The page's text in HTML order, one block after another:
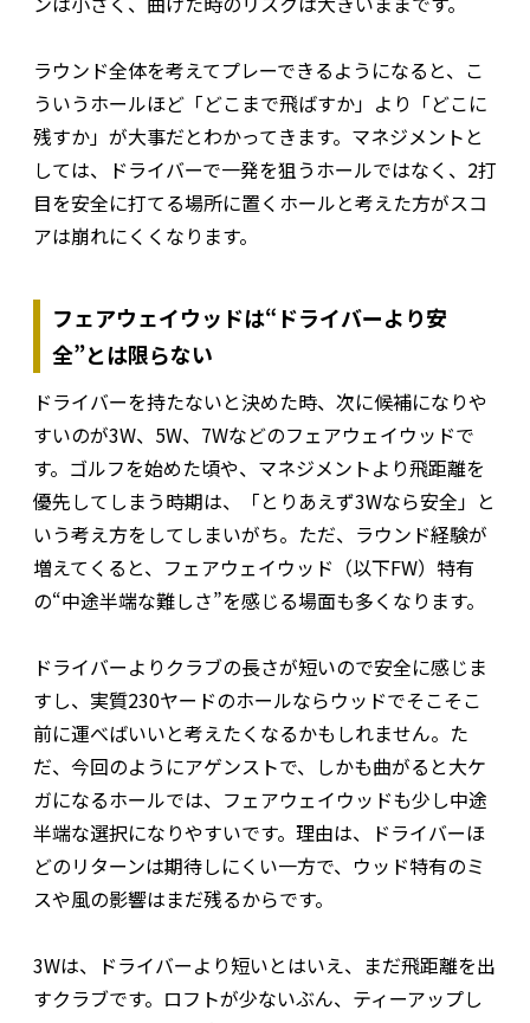
ラウンド全体を考えてプレーできるようになると、こ
ういうホールほど「どこまで飛ばすか」より「どこに
残すか」が大事だとわかってきます。マネジメントと
しては、ドライバーで一発を狙うホールではなく、2打
目を安全に打てる場所に置くホールと考えた方がスコ
アは崩れにくくなります。
フェアウェイウッドは“ドライバーより安
全”とは限らない
ドライバーを持たないと決めた時、次に候補になりや
すいのが3W、5W、7Wなどのフェアウェイウッドで
す。ゴルフを始めた頃や、マネジメントより飛距離を
優先してしまう時期は、「とりあえず3Wなら安全」と
いう考え方をしてしまいがち。ただ、ラウンド経験が
増えてくると、フェアウェイウッド（以下FW）特有
の“中途半端な難しさ”を感じる場面も多くなります。
ドライバーよりクラブの長さが短いので安全に感じま
すし、実質230ヤードのホールならウッドでそこそこ
前に運べばいいと考えたくなるかもしれません。た
だ、今回のようにアゲンストで、しかも曲がると大ケ
ガになるホールでは、フェアウェイウッドも少し中途
半端な選択になりやすいです。理由は、ドライバーほ
どのリターンは期待しにくい一方で、ウッド特有のミ
スや風の影響はまだ残るからです。
3Wは、ドライバーより短いとはいえ、まだ飛距離を出
すクラブです。ロフトが少ないぶん、ティーアップし